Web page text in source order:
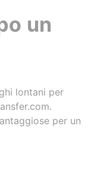
un
lontani per
per un